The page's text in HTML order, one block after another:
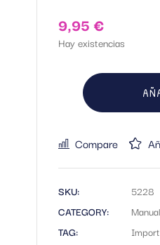
9,95 €
Hay existencias
Compare
SKU:
5228
CATEGORY:
TAG:
Import